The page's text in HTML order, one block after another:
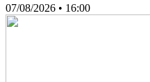
07/08/2026 • 16:00